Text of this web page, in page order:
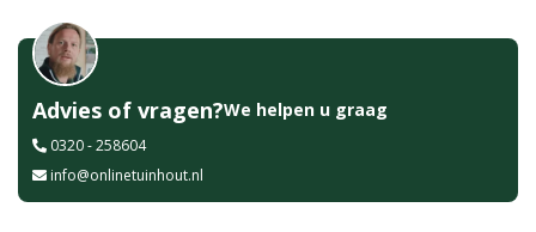
Advies of vragen?We helpen u graag
0320 - 258604
info@onlinetuinhout.nl